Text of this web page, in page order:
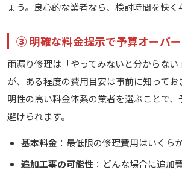
ょう。良心的な業者なら、検討時間を快く
③ 明確な料金提示で予算オーバ
雨漏り修理は「やってみないと分からな
が、ある程度の費用目安は事前に知って
明性の高い料金体系の業者を選ぶことで、
避けられます。
基本料金 ：最低限の修理費用はいくら
追加工事の可能性 ：どんな場合に追加